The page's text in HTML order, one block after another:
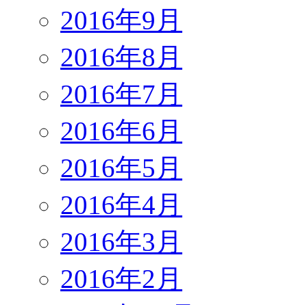
2016年9月
2016年8月
2016年7月
2016年6月
2016年5月
2016年4月
2016年3月
2016年2月